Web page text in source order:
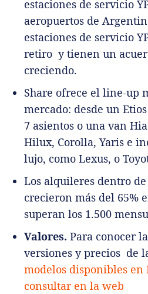
estaciones de servicio
aeropuertos de
estaciones de servicio
retiro y tienen un
creciendo.
Share ofrece el line-up
mercado: desde un
7 asientos o una van
Hilux, Corolla, Yaris e
lujo, como Lexus, o
Los alquileres dentro
crecieron más del 65%
superan los 1.500
Valores. Para conocer
versiones y precios de
modelos disponibles en
consultar en la web